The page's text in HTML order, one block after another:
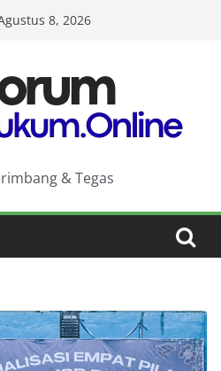
8, 2026
& Tegas